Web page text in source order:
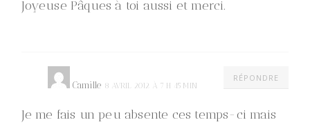
Joyeuse Pâques à toi aussi et merci.
RÉPONDRE
Camille 8 AVRIL 2012 À 7 H 45 MIN
Je me fais un peu absente ces temps-ci mais